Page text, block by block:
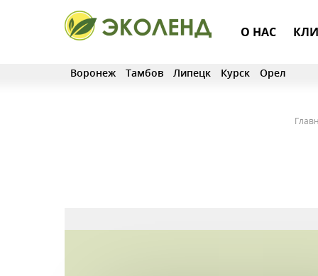
О НАС
Воронеж Тамбов Липецк Курск Орел